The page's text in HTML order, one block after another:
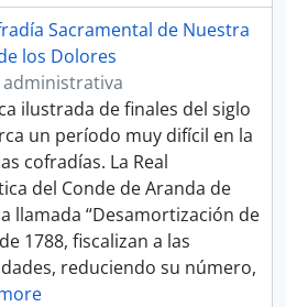
Sacramental de Nuestra
los Dolores
ilustrada de finales del siglo
un período muy difícil en la
cofradías. La Real
del Conde de Aranda de
llamada “Desamortización de
1788, fiscalizan a las
reduciendo su número,